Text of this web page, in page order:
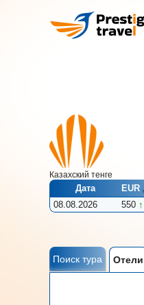
Казахский тенге
Дата EUR
08.08.2026
550
Поиск тура Отели